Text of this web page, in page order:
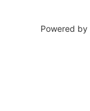
Powered by